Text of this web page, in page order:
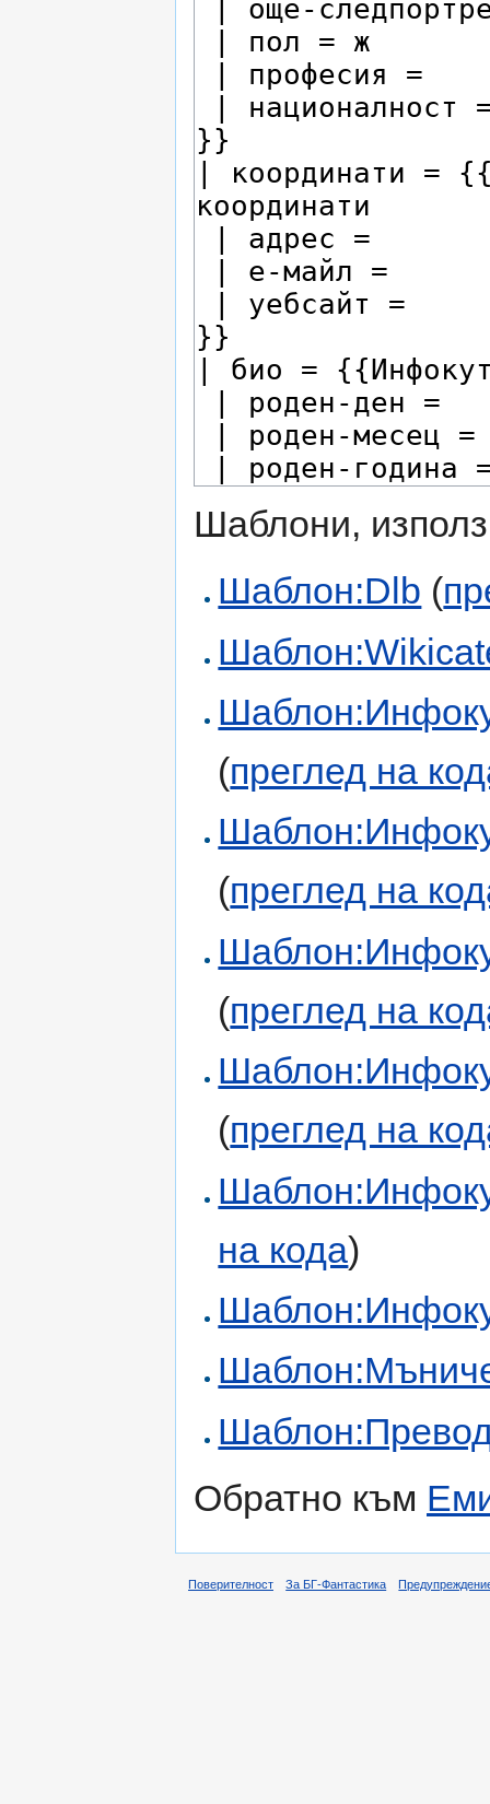
Шаблони,
Шаблон:Dlb (
(преглед на
(преглед на
(преглед на
(преглед на
на кода)
Обратно към
Поверителност За БГ-Фантастика